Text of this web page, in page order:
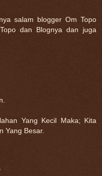
salam blogger Om Topo
dan Blognya dan juga
Yang Kecil Maka; Kita
Yang Besar.